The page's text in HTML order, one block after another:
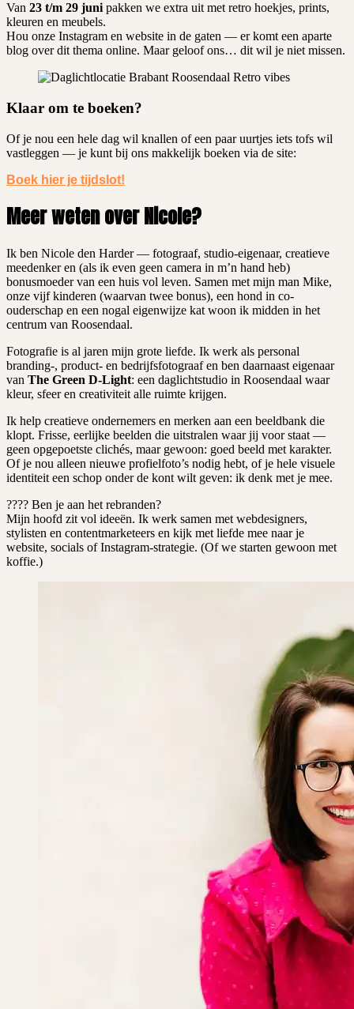
Van 23 t/m 29 juni pakken we extra uit met retro hoekjes, prints,
kleuren en meubels.
Hou onze Instagram en website in de gaten — er komt een aparte
blog over dit thema online. Maar geloof ons… dit wil je niet missen.
Klaar om te boeken?
Of je nou een hele dag wil knallen of een paar uurtjes iets tofs wil
vastleggen — je kunt bij ons makkelijk boeken via de site:
Boek hier je tijdslot!
Meer weten over Nicole?
Ik ben Nicole den Harder — fotograaf, studio-eigenaar, creatieve
meedenker en (als ik even geen camera in m’n hand heb)
bonusmoeder van een huis vol leven. Samen met mijn man Mike,
onze vijf kinderen (waarvan twee bonus), een hond in co-
ouderschap en een nogal eigenwijze kat woon ik midden in het
centrum van Roosendaal.
Fotografie is al jaren mijn grote liefde. Ik werk als personal
branding-, product- en bedrijfsfotograaf en ben daarnaast eigenaar
van The Green D-Light: een daglichtstudio in Roosendaal waar
kleur, sfeer en creativiteit alle ruimte krijgen.
Ik help creatieve ondernemers en merken aan een beeldbank die
klopt. Frisse, eerlijke beelden die uitstralen waar jij voor staat —
geen opgepoetste clichés, maar gewoon: goed beeld met karakter.
Of je nou alleen nieuwe profielfoto’s nodig hebt, of je hele visuele
identiteit een schop onder de kont wilt geven: ik denk met je mee.
???? Ben je aan het rebranden?
Mijn hoofd zit vol ideeën. Ik werk samen met webdesigners,
stylisten en contentmarketeers en kijk met liefde mee naar je
website, socials of Instagram-strategie. (Of we starten gewoon met
koffie.)